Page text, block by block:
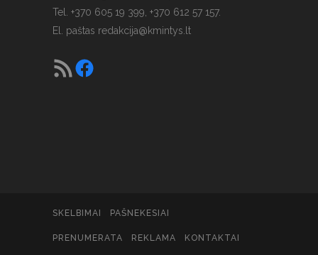
Tel. +370 605 19 399, +370 612 57 157.
El. paštas redakcija@kmintys.lt
SKELBIMAI PAŠNEKESIAI
PRENUMERATA REKLAMA KONTAKTAI